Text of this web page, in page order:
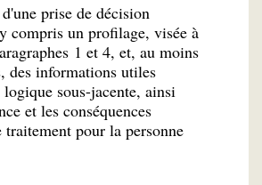
prise de décision
compris un profilage, visée à
1 et 4, et, au moins
des informations utiles
sous-jacente, ainsi
et les conséquences
traitement pour la personne